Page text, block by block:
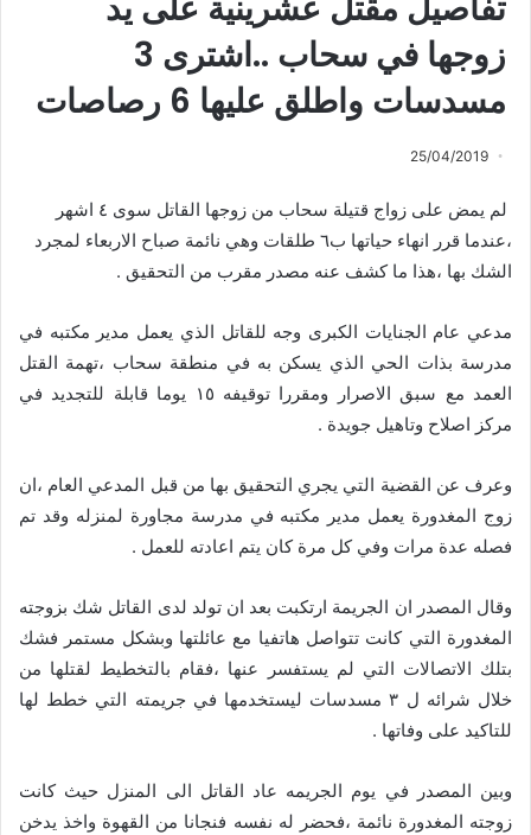
تفاصيل مقتل عشرينية على يد
زوجها في سحاب ..اشترى 3
مسدسات واطلق عليها 6 رصاصات
25/04/2019
لم يمض على زواج قتيلة سحاب من زوجها القاتل سوى ٤ اشهر
،عندما قرر انهاء حياتها ب٦ طلقات وهي نائمة صباح الاربعاء لمجرد
الشك بها ،هذا ما كشف عنه مصدر مقرب من التحقيق .
مدعي عام الجنايات الكبرى وجه للقاتل الذي يعمل مدير مكتبه في
مدرسة بذات الحي الذي يسكن به في منطقة سحاب ،تهمة القتل
العمد مع سبق الاصرار ومقررا توقيفه ١٥ يوما قابلة للتجديد في
مركز اصلاح وتاهيل جويدة .
وعرف عن القضية التي يجري التحقيق بها من قبل المدعي العام ،ان
زوج المغدورة يعمل مدير مكتبه في مدرسة مجاورة لمنزله وقد تم
فصله عدة مرات وفي كل مرة كان يتم اعادته للعمل .
وقال المصدر ان الجريمة ارتكبت بعد ان تولد لدى القاتل شك بزوجته
المغدورة التي كانت تتواصل هاتفيا مع عائلتها وبشكل مستمر فشك
بتلك الاتصالات التي لم يستفسر عنها ،فقام بالتخطيط لقتلها من
خلال شرائه ل ٣ مسدسات ليستخدمها في جريمته التي خطط لها
للتاكيد على وفاتها .
وبين المصدر في يوم الجريمه عاد القاتل الى المنزل حيث كانت
زوجته المغدورة نائمة ،فحضر له نفسه فنجانا من القهوة واخذ يدخن